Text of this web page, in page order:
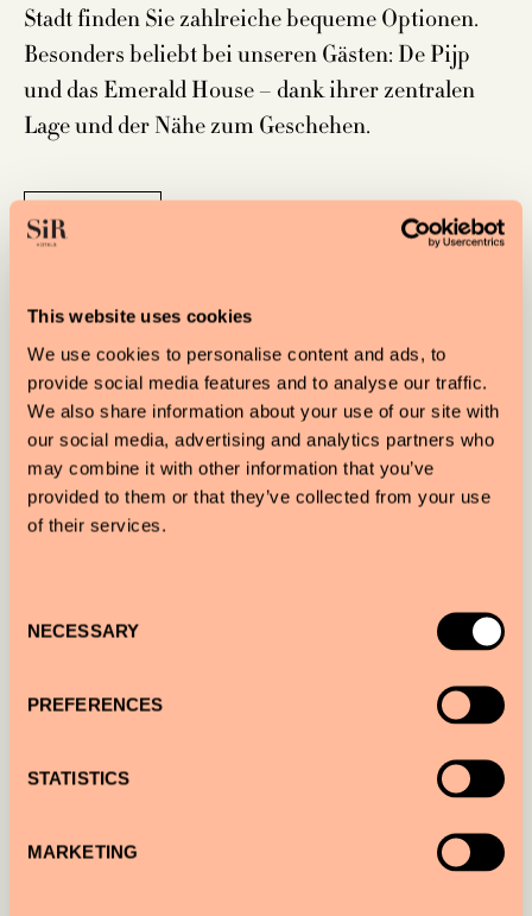
This website uses cookies
We use cookies to personalise content and ads, to
provide social media features and to analyse our traffic.
We also share information about your use of our site with
our social media, advertising and analytics partners who
may combine it with other information that you’ve
provided to them or that they’ve collected from your use
of their services.
Selection
NECESSARY
PREFERENCES
STATISTICS
MARKETING
Stadt finden Sie zahlreiche bequeme Optionen.
Besonders beliebt bei unseren Gästen: De Pijp
und das Emerald House – dank ihrer zentralen
Lage und der Nähe zum Geschehen.
PARKPLÄTZE
und steigen Sie in De Pijp aus. Von dieser
Hotel. Google Maps zeigt Ihnen die genauen
Süd-Metro nehmen, die zwei Minuten vom Sir
und Albert Cuypstraat hält.